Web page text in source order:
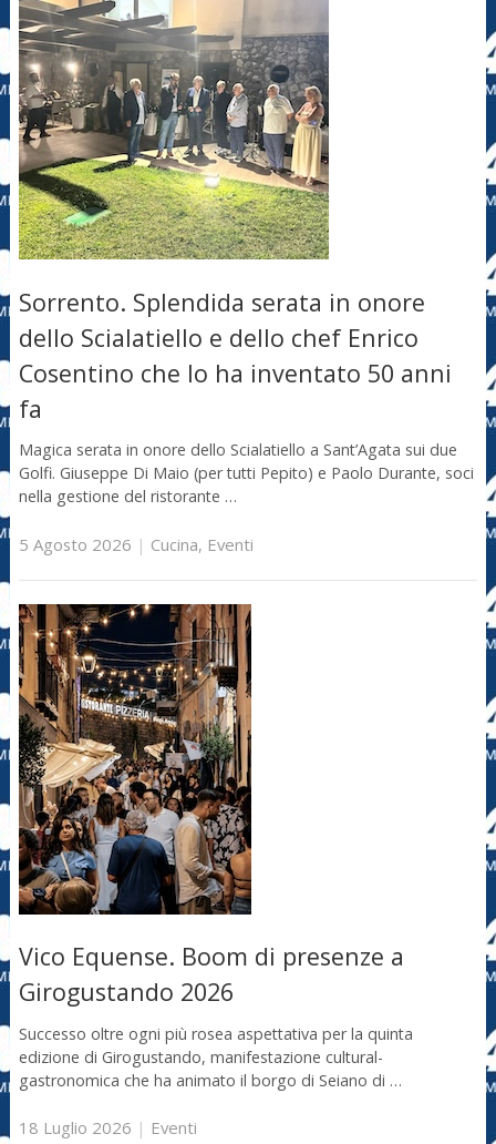
Sorrento. Splendida serata in onore
dello Scialatiello e dello chef Enrico
Cosentino che lo ha inventato 50 anni
fa
Magica serata in onore dello Scialatiello a Sant’Agata sui due
Golfi. Giuseppe Di Maio (per tutti Pepito) e Paolo Durante, soci
nella gestione del ristorante …
5 Agosto 2026 | Cucina, Eventi
Vico Equense. Boom di presenze a
Girogustando 2026
Successo oltre ogni più rosea aspettativa per la quinta
edizione di Girogustando, manifestazione cultural-
gastronomica che ha animato il borgo di Seiano di …
18 Luglio 2026 | Eventi